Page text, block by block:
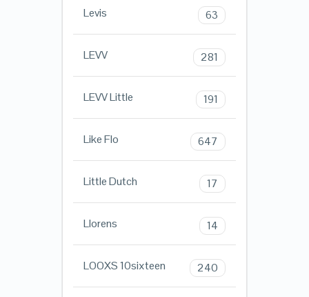
Levis 63
LEVV 281
LEVV Little 191
Like Flo 647
Little Dutch 17
Llorens 14
LOOXS 10sixteen 240